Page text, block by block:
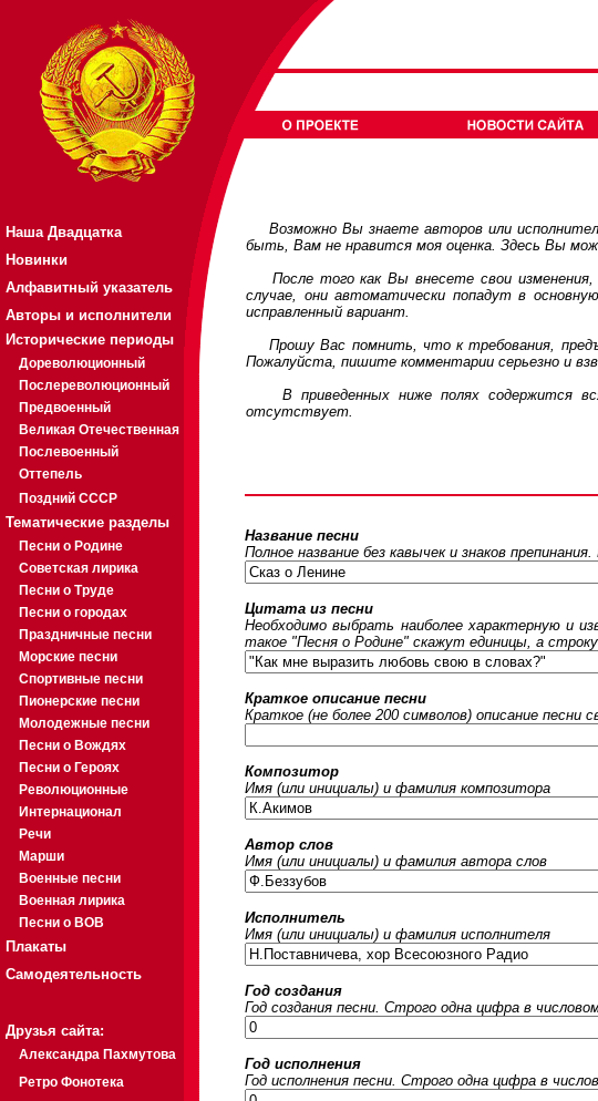
Наша Двадцатка
Новинки
Алфавитный указатель
Авторы и исполнители
Исторические периоды
Дореволюционный
Послереволюционный
Предвоенный
Великая Отечественная
Послевоенный
Оттепель
Поздний СССР
Тематические разделы
Песни о Родине
Советская лирика
Песни о Труде
Песни о городах
Праздничные песни
Морские песни
Спортивные песни
Пионерские песни
Молодежные песни
Песни о Вождях
Песни о Героях
Революционные
Интернационал
Речи
Марши
Военные песни
Военная лирика
Песни о ВОВ
Плакаты
Самодеятельность
Друзья сайта:
Александра Пахмутова
Ретро Фонотека
Возможно Вы знаете авторов или
быть, Вам не нравится моя оценка. Здесь Вы
После того как Вы внесете свои изменения,
случае, они автоматически попадут в
исправленный вариант.
Прошу Вас помнить, что к требования,
Пожалуйста, пишите комментарии серьезно и
В приведенных ниже полях содержится
отсутствует.
Название песни
Полное название без кавычек и знаков
Цитата из песни
Необходимо выбрать наиболее характерную и
такое "Песня о Родине" скажут единицы, а
Краткое описание песни
Краткое (не более 200 символов) описание песни
Композитор
Имя (или инициалы) и фамилия композитора
Автор слов
Имя (или инициалы) и фамилия автора слов
Исполнитель
Имя (или инициалы) и фамилия исполнителя
Год создания
Год создания песни. Строго одна цифра в
Год исполнения
Год исполнения песни. Строго одна цифра в